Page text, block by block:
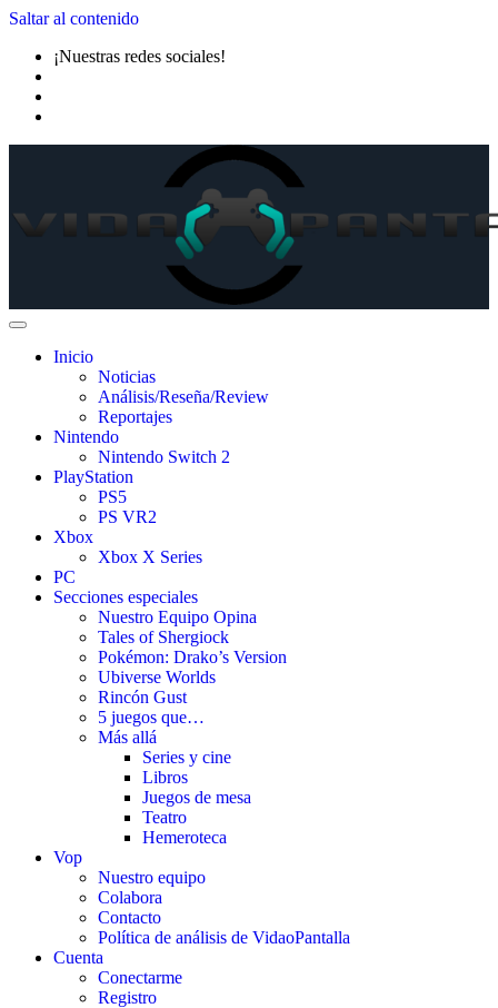
Saltar al contenido
¡Nuestras redes sociales!
Inicio
Noticias
Análisis/Reseña/Review
Reportajes
Nintendo
Nintendo Switch 2
PlayStation
PS5
PS VR2
Xbox
Xbox X Series
PC
Secciones especiales
Nuestro Equipo Opina
Tales of Shergiock
Pokémon: Drako’s Version
Ubiverse Worlds
Rincón Gust
5 juegos que…
Más allá
Series y cine
Libros
Juegos de mesa
Teatro
Hemeroteca
Vop
Nuestro equipo
Colabora
Contacto
Política de análisis de VidaoPantalla
Cuenta
Conectarme
Registro